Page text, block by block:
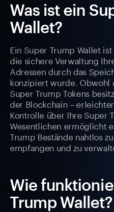
Was ist ein
Wallet?
Ein Super Trump Wallet
die sichere Verwaltung
Adressen durch das
konzipiert wurde. Obwohl
Super Trump Tokens
der Blockchain –
Kontrolle über Ihre Super
Wesentlichen ermöglicht
Trump Bestände nahtlos
empfangen und zu
Wie
Trump Wallet?